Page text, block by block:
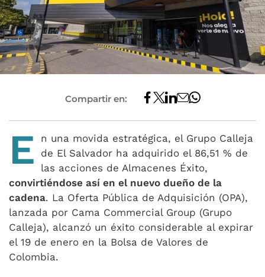
Compartir en:
E
n una movida estratégica, el Grupo Calleja
de El Salvador ha adquirido el 86,51 % de
las acciones de Almacenes Éxito,
convirtiéndose así en el nuevo dueño de la
cadena. La Oferta Pública de Adquisición (OPA),
lanzada por Cama Commercial Group (Grupo
Calleja), alcanzó un éxito considerable al expirar
el 19 de enero en la Bolsa de Valores de
Colombia.